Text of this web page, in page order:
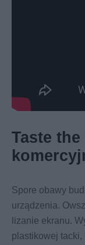
Taste
Spore obawy
urządzenia.
lizanie ekranu.
plastikowej